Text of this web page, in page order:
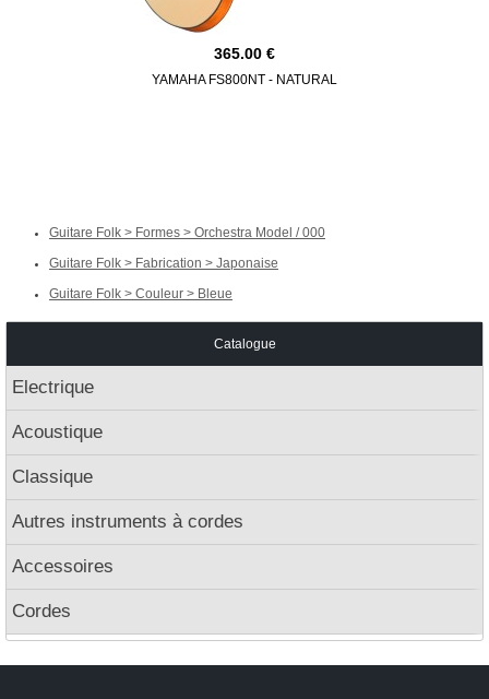
365.00
YAMAHA FS800NT - NATURAL
Guitare Folk > Formes > Orchestra Model / 000
Guitare Folk > Fabrication > Japonaise
Guitare Folk > Couleur > Bleue
Catalogue
Electrique
Acoustique
Classique
Autres instruments à cordes
Accessoires
Cordes